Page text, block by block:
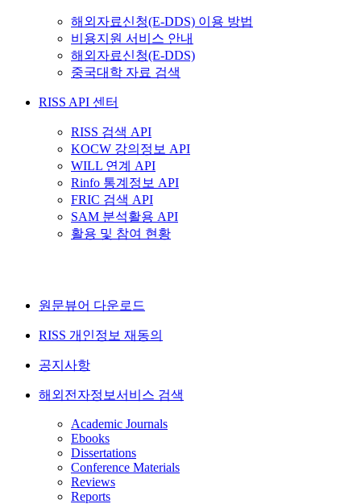
해외자료신청(E-DDS) 이용 방법
비용지원 서비스 안내
해외자료신청(E-DDS)
중국대학 자료 검색
RISS API 센터
RISS 검색 API
KOCW 강의정보 API
WILL 연계 API
Rinfo 통계정보 API
FRIC 검색 API
SAM 분석활용 API
활용 및 참여 현황
원문뷰어 다운로드
RISS 개인정보 재동의
공지사항
해외전자정보서비스 검색
Academic Journals
Ebooks
Dissertations
Conference Materials
Reviews
Reports